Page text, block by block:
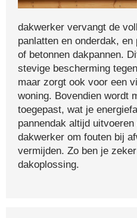
dakwerker vervangt de
panlatten en onderdak,
of betonnen dakpannen.
stevige bescherming
maar zorgt ook voor een
woning. Bovendien wordt
toegepast, wat je
pannendak altijd
dakwerker om fouten bij
vermijden. Zo ben je
dakoplossing.